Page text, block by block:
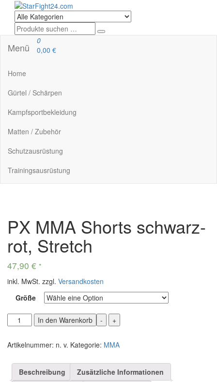
StarFight24.com
Kampfsportartikel
Menü
0
0,00 €
Home
Gürtel / Schärpen
Kampfsportbekleidung
Matten / Zubehör
Schutzausrüstung
Trainingsausrüstung
PX MMA Shorts schwarz-
rot, Stretch
47,90 € *
inkl. MwSt. zzgl. Versandkosten
Größe
-
MMA
schwarz-
Stretch
Menge
+
In den Warenkorb
Artikelnummer: n. v. Kategorie: MMA
Beschreibung
Zusätzliche Informationen